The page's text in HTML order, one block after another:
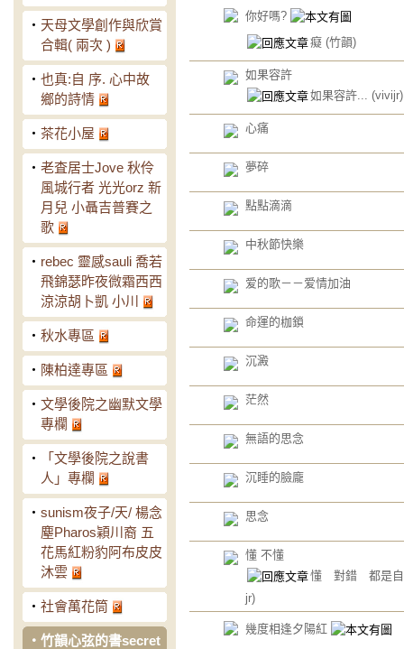
‧ 天母文學創作與欣賞
合輯( 兩次 )
‧ 也真:自 序. 心中故
鄉的詩情
‧ 茶花小屋
‧ 老査居士Jove 秋伶
風城行者 光光orz 新
月兒 小聶吉普賽之
歌
‧ rebec 靈感sauli 喬若
飛錦瑟昨夜微霜西西
涼涼胡卜凱 小川
‧ 秋水專區
‧ 陳柏達專區
‧ 文學後院之幽默文學
專欄
‧
「文學後院之說書
人」專欄
‧ sunism夜子/天/ 楊念
塵Pharos穎川裔 五
花馬紅粉豹阿布皮皮
沐雲
‧ 社會萬花筒
‧ 竹韻心弦的書secret
你好嗎?
癡 (竹韻)
如果容許
如果容許... (vivijr)
心痛
夢碎
點點滴滴
中秋節快樂
爱的歌－－爱情加油
命運的枷鎖
沉澱
茫然
無語的思念
沉睡的臉龐
思念
懂 不懂
懂 對錯 都是
jr)
幾度相逢夕陽紅